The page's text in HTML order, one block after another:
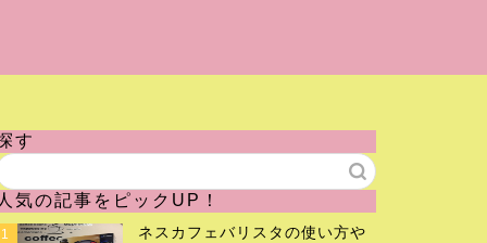
す
人気の記事をピックUP！
1
ネスカフェバリスタの使い方や